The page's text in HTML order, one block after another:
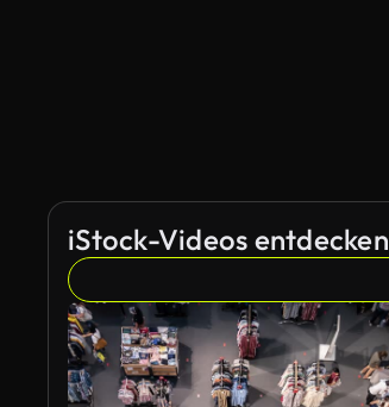
iStock-Videos entdecken